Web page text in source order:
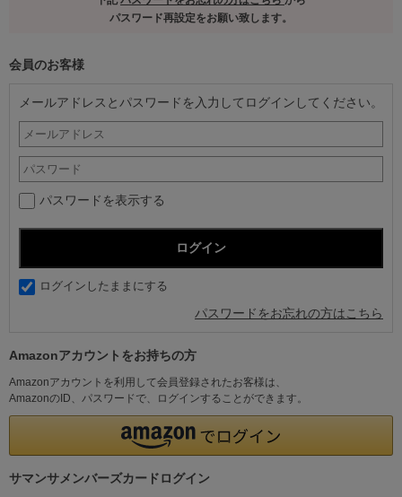
パスワード再設定をお願い致します。
会員のお客様
メールアドレスとパスワードを入力してログインしてください。
パスワードを表示する
ログインしたままにする
パスワードをお忘れの方はこちら
Amazonアカウントをお持ちの方
Amazonアカウントを利用して会員登録されたお客様は、
AmazonのID、パスワードで、ログインすることができます。
サマンサメンバーズカードログイン